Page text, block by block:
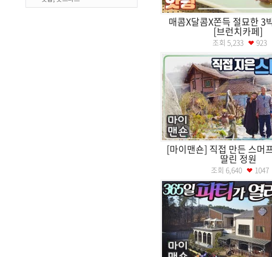
매콤X달콤X쫀득 절묘한 3
[브런치카페]
조회 5,233 923
[마이맨숀] 직접 만든 스머
딸린 정원
조회 6,640 1047